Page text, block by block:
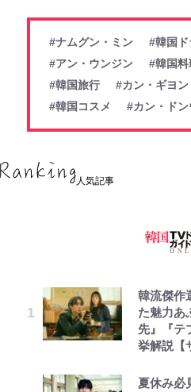
#ナムグン・ミン
#韓国
#アン・ウンジン
#韓国料
#韓国旅行
#カン・ギヨン
#韓国コスメ
#カン・ド
人気記事
韓流傑作
た魅力あ
先』『テ
挙解説【
夏休み必